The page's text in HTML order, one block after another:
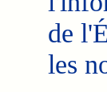
de
les